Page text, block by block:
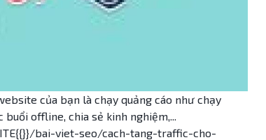
của bạn là chạy quảng cáo như chạy
buổi offline, chia sẻ kinh nghiệm,...
bai-viet-seo/cach-tang-traffic-cho-